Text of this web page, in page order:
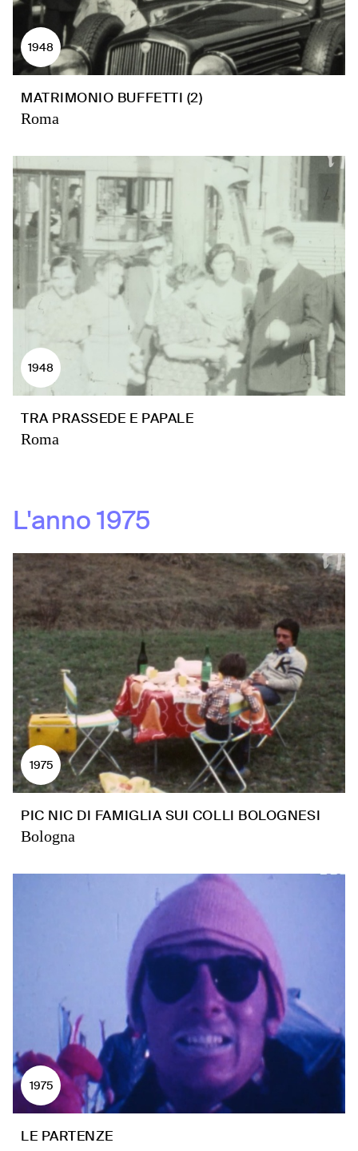
1948
MATRIMONIO BUFFETTI (2)
Roma
1948
TRA PRASSEDE E PAPALE
Roma
L'anno1975
1975
PIC NIC DI FAMIGLIA SUI COLLI BOLOGNESI
Bologna
1975
LE PARTENZE